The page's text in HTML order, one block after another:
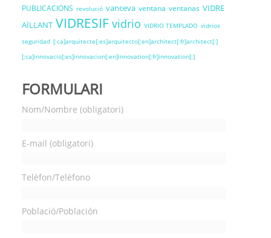
PUBLICACIONS revolució vanceva ventana ventanas VIDRE
AÏLLANT VIDRESIF vidrio VIDRIO TEMPLADO vidrios
seguridad [:ca]arquitecte[:es]arquitecto[:en]architect[:fr]architect[:]
[:ca]innovacio[:es]innovacion[:en]innovation[:fr]innovation[:]
FORMULARI
Nom/Nombre (obligatori)
E-mail (obligatori)
Telèfon/Teléfono
Població/Población